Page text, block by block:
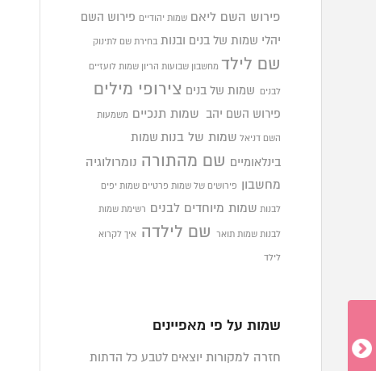
פירוש השם ליאם שמות יהודיים פירוש השם
יהלי שמות של בנים ובנות בחירת שם לתינוק
שם לילד מחשבון שבועות הריון שמות לועזיים
לבנים שמות של בנים צירופי מילים
פירוש השם יהב שמות תנכיים משמעות
השם דניאל שמות של בנות שמות
בינלאומיים שם מהתורה נומרולוגיה
מחשבון פירושים של שמות פרטיים שמות יפים
לבנות שמות מיוחדים לבנים רשימת שמות
לבנות שמות תואר שם לילדה איך לקרוא
לילד
שמות על פי מאפיינים
חזרה למקורות יוצאים לטבע כל הדתות